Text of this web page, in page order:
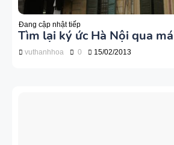
Đang cập nhật tiếp
Tìm lại ký ức Hà Nội qua
vuthanhhoa 0 15/02/2013